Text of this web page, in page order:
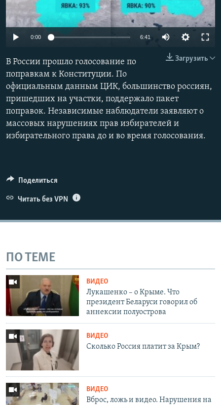
ПОБЕДИТЕЛЕЙ НЕ СУДЯТ?
КРЫМ.НЕПОКОРЕННЫЙ
УКРАИНСКАЯ ПРОБЛЕМА КРЫМА
ПРИСОЕДИНЯЙТЕСЬ!
Все сайты RFE/RL
480p
1080p
0:00 6:41
240p
480p
1080p
Загрузить
В России прошло голосование по
поправкам к Конституции. По
официальным данным ЦИК, большинство россиян,
пришедших на участки, поддержало пакет
поправок. Независимые наблюдатели заявляют о
массовых нарушениях прав избирателей и
избирательного права до и во время голосования.
Поделиться
Читать без VPN
ПО ТЕМЕ
ВИДЕО
Лукашенко – о Крыме. Что
президент Беларуси говорил об
аннексии полуострова
ВИДЕО
Сколько Россия платит за Крым?
ВИДЕО
Вброс, ложь и видео. Нарушения на